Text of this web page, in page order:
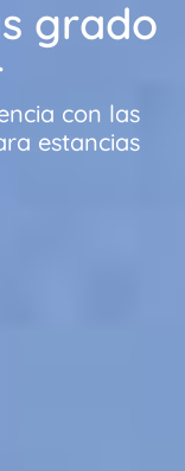
grado
con las
estancias